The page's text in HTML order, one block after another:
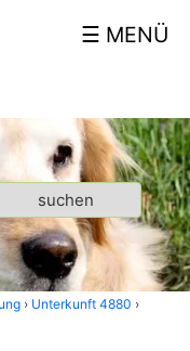
Unterkunft 4880